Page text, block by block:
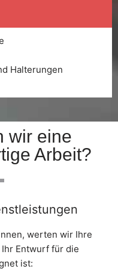
Halterungen
wir eine
Arbeit?
werten wir Ihre
Entwurf für die
ist: